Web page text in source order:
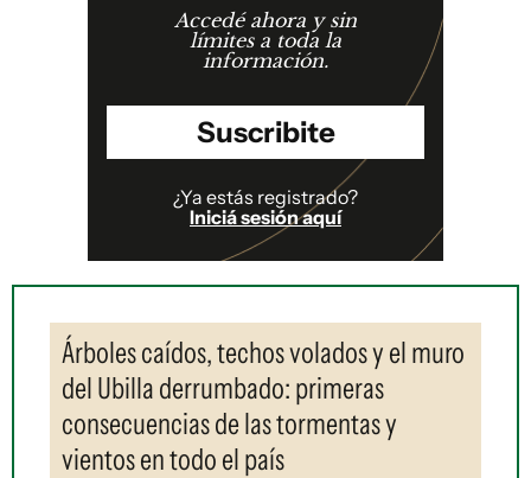
Accedé ahora y sin
límites a toda la
información.
Suscribite
¿Ya estás registrado?
Iniciá sesión aquí
Árboles caídos, techos volados y el muro
del Ubilla derrumbado: primeras
consecuencias de las tormentas y
vientos en todo el país